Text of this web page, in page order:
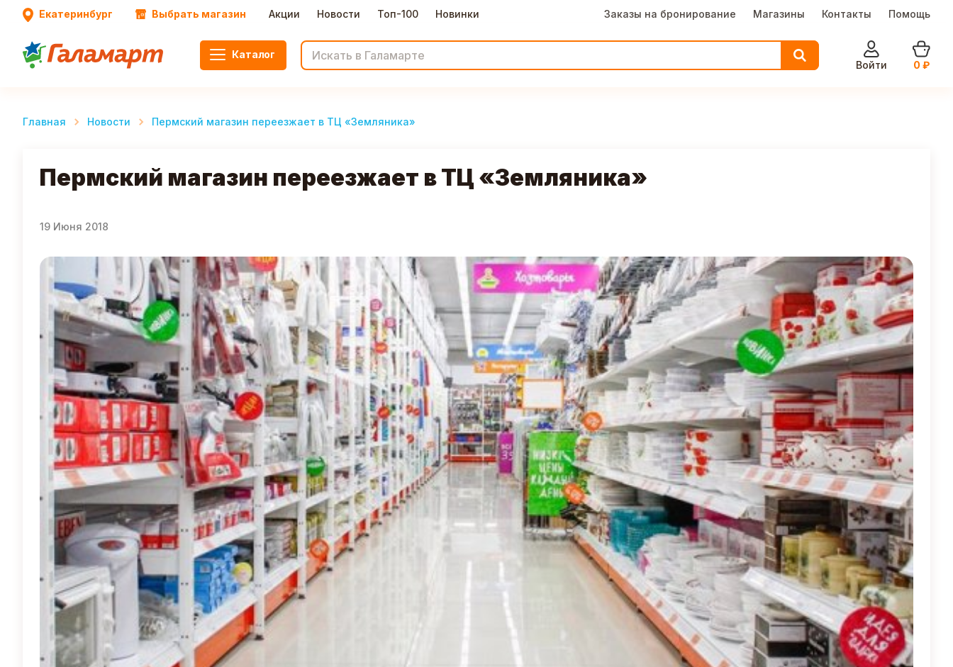
Екатеринбург Выбрать магазин Акции Новости Топ-100 Новинки Заказы на бронирование Магазины Контакты Помощь
Каталог
Войти
0 ₽
Главная Новости Пермский магазин переезжает в ТЦ «Земляника»
Пермский магазин переезжает в ТЦ «Земляника»
19 Июня 2018